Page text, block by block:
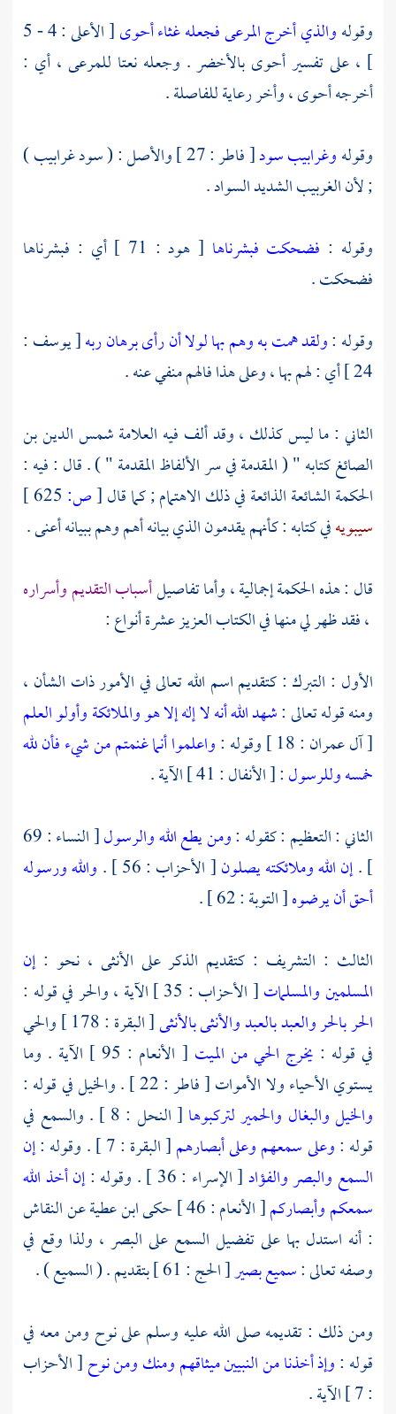
وقولهوالذي أخرج المرعى فجعله غثاء أحوى
[ الأعلى : 4 - 5
] ، على تفسير أحوى بالأخضر . وجعله نعتا للمرعى ، أي :
أخرجه أحوى ، وأخر رعاية للفاصلة .
وقولهوغرابيب سود
[ فاطر : 27 ] والأصل : ( سود غرابيب )
; لأن الغربيب الشديد السواد .
وقوله : فضحكت فبشرناها
[ هود : 71 ] أي : فبشرناها
فضحكت .
وقوله :ولقد همت به وهم بها لولا أن رأى برهان ربه[ يوسف :
24 ] أي : لهم بها ، وعلى هذا فالهم منفي عنه .
الثاني : ما ليس كذلك ، وقد ألف فيه العلامةشمس الدين بن
الصائغكتابه " ( المقدمة في سر الألفاظ المقدمة " ) . قال : فيه :
الحكمة الشائعة الذائعة في ذلك الاهتمام ; كما قال[ص:
سيبويهفي كتابه : كأنهم يقدمون الذي بيانه أهم وهم ببيانه أعنى .
قال : هذه الحكمة إجمالية ، وأما تفاصيلأسباب التقديم وأسراره
، فقد ظهر لي منها في الكتاب العزيز عشرة أنواع :
الأول : التبرك : كتقديم اسم الله تعالى في الأمور ذات الشأن ،
ومنه قوله تعالى :شهد الله أنه لا إله إلا هو والملائكة وأولو العلم
[ آل عمران : 18 ] وقوله :
واعلموا أنما غنمتم من شيء فأن لله
خمسه وللرسول: [ الأنفال : 41 ] الآية .
الثاني : التعظيم : كقوله :ومن يطع الله والرسول
[ النساء : 69
] .إن الله وملائكته يصلون[ الأحزاب : 56 ] .
والله ورسوله
أحق أن يرضوه[ التوبة : 62 ] .
الثالث : التشريف : كتقديم الذكر على الأنثى ، نحو :إن
المسلمين والمسلمات[ الأحزاب : 35 ] الآية ، والحر في قوله :
الحر بالحر والعبد بالعبد والأنثى بالأنثى
[ البقرة : 178 ] والحي
في قوله : يخرج الحي من الميت
[ الأنعام : 95 ] الآية . وما
يستوي الأحياء ولا الأموات [ فاطر : 22 ] . والخيل في قوله :
والخيل والبغال والحمير لتركبوها
[ النحل : 8 ] . والسمع في
قوله :وعلى سمعهم وعلى أبصارهم[ البقرة : 7 ] . وقوله :
إن
السمع والبصر والفؤاد[ الإسراء : 36 ] . وقوله :
إن أخذ الله
سمعكم وأبصاركم[ الأنعام : 46 ] حكى ابن عطيةعنالنقاش
: أنه استدل بها على تفضيل السمع على البصر ، ولذا وقع في
وصفه تعالى :سميع بصير[ الحج : 61 ] بتقديم . ( السميع ) .
ومن ذلك : تقديمه صلى الله عليه وسلم علىنوح ومن معه في
قوله :وإذ أخذنا من النبيين ميثاقهم ومنك ومن نوح[ الأحزاب
: 7 ] الآية .